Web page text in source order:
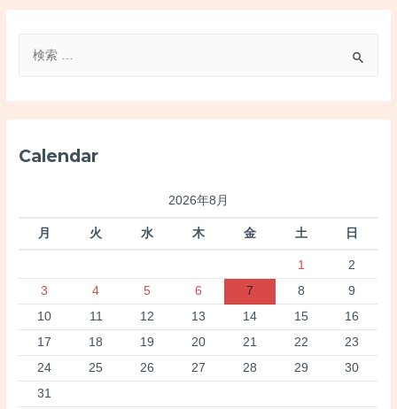
象
Calendar
2026年8月
月 火 水 木 金 土 日
1
2
3
4 5 6 7 8
9
10
11 12 13 14 15
16
17
18 19 20 21 22
23
24
25 26 27 28 29
30
31